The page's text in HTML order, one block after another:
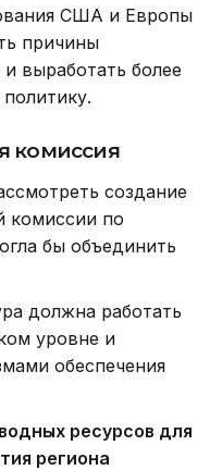
США и Европы
причины
выработать более
комиссия
создание
комиссии по
бы объединить
должна работать
уровне и
обеспечения
ресурсов для
региона